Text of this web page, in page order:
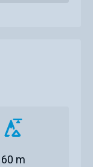
Vzdálenost
sjezdovky
60 m